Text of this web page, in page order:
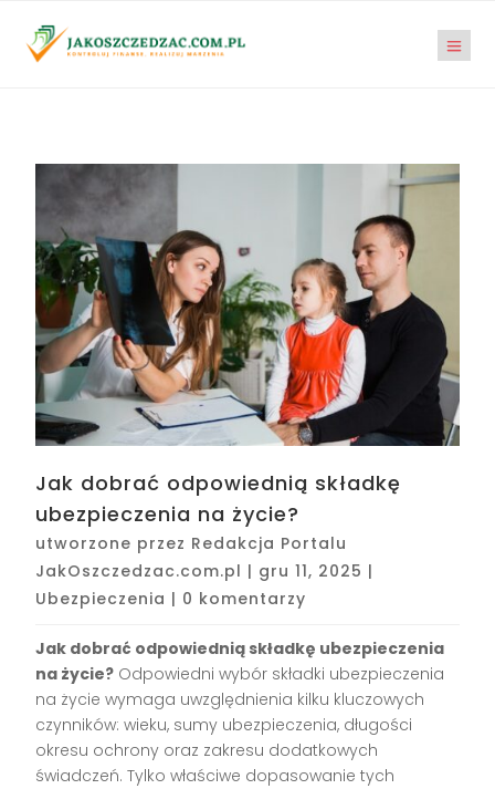
Jak dobrać odpowiednią składkę
ubezpieczenia na życie?
utworzone przez Redakcja Portalu
JakOszczedzac.com.pl | gru 11, 2025 |
Ubezpieczenia | 0 komentarzy
Jak dobrać odpowiednią składkę ubezpieczenia
na życie? Odpowiedni wybór składki ubezpieczenia
na życie wymaga uwzględnienia kilku kluczowych
czynników: wieku, sumy ubezpieczenia, długości
okresu ochrony oraz zakresu dodatkowych
świadczeń. Tylko właściwe dopasowanie tych